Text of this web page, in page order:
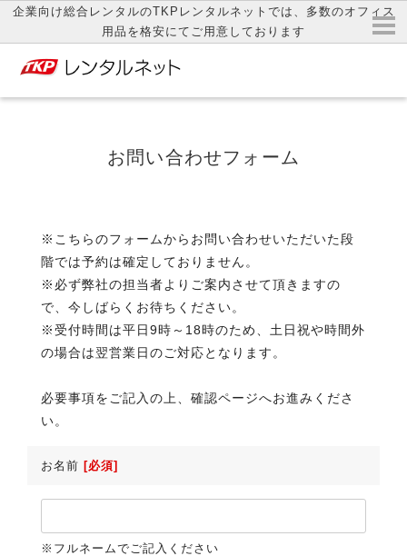
企業向け総合レンタルのTKPレンタルネットでは、多数のオフィス
用品を格安にてご用意しております
お問い合わせフォーム
※こちらのフォームからお問い合わせいただいた段
階では予約は確定しておりません。
※必ず弊社の担当者よりご案内させて頂きますの
で、今しばらくお待ちください。
※受付時間は平日9時～18時のため、土日祝や時間外
の場合は翌営業日のご対応となります。
必要事項をご記入の上、確認ページへお進みくださ
い。
お名前 [必須]
※フルネームでご記入ください